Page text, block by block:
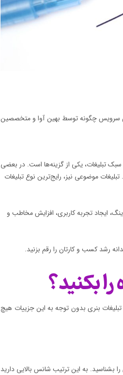
سرویس چگونه توسط بهین آوا و متخصصین
سبک تبلیغات، یکی از گزینه‌ها است. در بعضی
موضوعی نیز، رایج‌ترین نوع تبلیغات
ایجاد تجربه کاربری، افزایش مخاطب و
رشد کسب و کارتان را رقم بزنید.
بکنید؟
تبلیغات بنری بدون توجه به این جزییات هیچ
بشناسید. به این ترتیب شانس بالایی دارید